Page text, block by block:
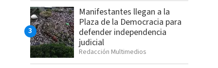
Manifestantes llegan a la
Plaza de la Democracia para
defender independencia
judicial
Redacción Multimedios